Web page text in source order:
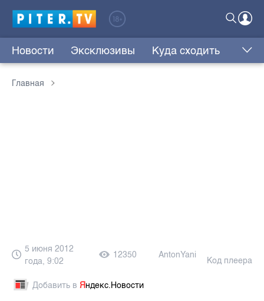
Новости Эксклюзивы Куда сходить
Главная
5 июня 2012
года, 9:02
12350 AntonYani
Код плеера
Добавить в Яндекс.Новости